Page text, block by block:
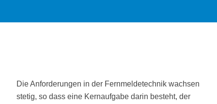
Die Anforderungen in der Fernmeldetechnik wachsen
stetig, so dass eine Kernaufgabe darin besteht, der